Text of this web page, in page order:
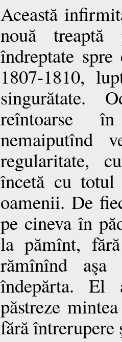
Această
nouă
îndreptate
1807-1810,
singurătate.
reîntoarse
nemaiputînd
regularitate,
încetă cu totul
oamenii. De
pe cineva în
la pămînt,
rămînînd
îndepărta. El
păstreze
fără întrerupere